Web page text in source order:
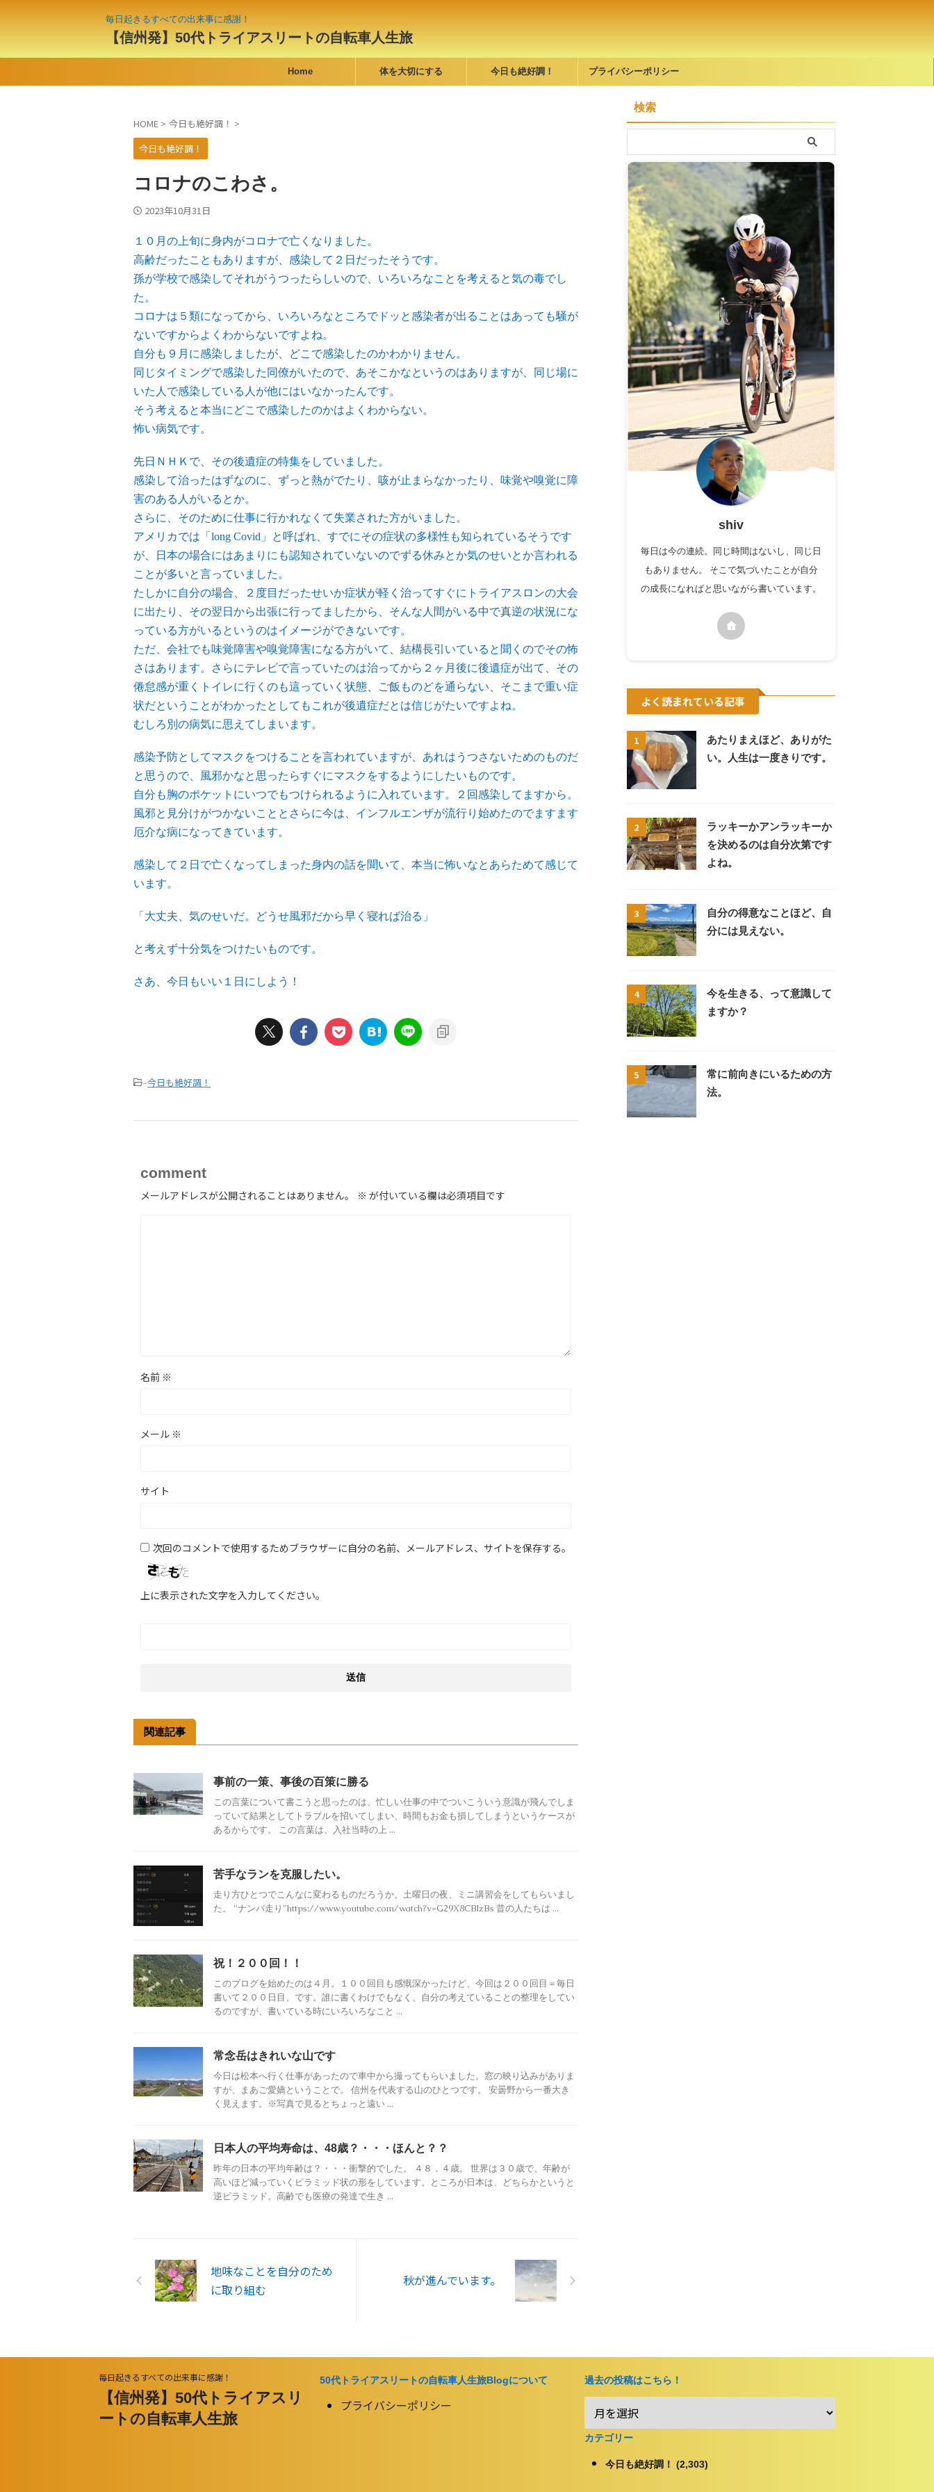
毎日起きるすべての出来事に感謝！
【信州発】50代トライアスリートの自転車人生旅
Home 体を大切にする 今日も絶好調！ プライバシーポリシー
HOME > 今日も絶好調！ >
今日も絶好調！
コロナのこわさ。
2023年10月31日
１０月の上旬に身内がコロナで亡くなりました。
高齢だったこともありますが、感染して２日だったそうです。
孫が学校で感染してそれがうつったらしいので、いろいろなことを考えると気の毒でし
た。
コロナは５類になってから、いろいろなところでドッと感染者が出ることはあっても騒が
ないですからよくわからないですよね。
自分も９月に感染しましたが、どこで感染したのかわかりません。
同じタイミングで感染した同僚がいたので、あそこかなというのはありますが、同じ場に
いた人で感染している人が他にはいなかったんです。
そう考えると本当にどこで感染したのかはよくわからない。
怖い病気です。
先日ＮＨＫで、その後遺症の特集をしていました。
感染して治ったはずなのに、ずっと熱がでたり、咳が止まらなかったり、味覚や嗅覚に障
害のある人がいるとか。
さらに、そのために仕事に行かれなくて失業された方がいました。
アメリカでは「long Covid」と呼ばれ、すでにその症状の多様性も知られているそうです
が、日本の場合にはあまりにも認知されていないのでずる休みとか気のせいとか言われる
ことが多いと言っていました。
たしかに自分の場合、２度目だったせいか症状が軽く治ってすぐにトライアスロンの大会
に出たり、その翌日から出張に行ってましたから、そんな人間がいる中で真逆の状況にな
っている方がいるというのはイメージができないです。
ただ、会社でも味覚障害や嗅覚障害になる方がいて、結構長引いていると聞くのでその怖
さはあります。さらにテレビで言っていたのは治ってから２ヶ月後に後遺症が出て、その
倦怠感が重くトイレに行くのも這っていく状態、ご飯ものどを通らない、そこまで重い症
状だということがわかったとしてもこれが後遺症だとは信じがたいですよね。
むしろ別の病気に思えてしまいます。
感染予防としてマスクをつけることを言われていますが、あれはうつさないためのものだ
と思うので、風邪かなと思ったらすぐにマスクをするようにしたいものです。
自分も胸のポケットにいつでもつけられるように入れています。２回感染してますから。
風邪と見分けがつかないこととさらに今は、インフルエンザが流行り始めたのでますます
厄介な病になってきています。
感染して２日で亡くなってしまった身内の話を聞いて、本当に怖いなとあらためて感じて
います。
「大丈夫、気のせいだ。どうせ風邪だから早く寝れば治る」
と考えず十分気をつけたいものです。
さあ、今日もいい１日にしよう！
-今日も絶好調！
comment
メールアドレスが公開されることはありません。 ※ が付いている欄は必須項目です
名前 ※
メール ※
サイト
次回のコメントで使用するためブラウザーに自分の名前、メールアドレス、サイトを保存する。
上に表示された文字を入力してください。
関連記事
事前の一策、事後の百策に勝る
この言葉について書こうと思ったのは、忙しい仕事の中でついこういう意識が飛んでしま
っていて結果としてトラブルを招いてしまい、時間もお金も損してしまうというケースが
あるからです。 この言葉は、入社当時の上 ...
苦手なランを克服したい。
走り方ひとつでこんなに変わるものだろうか。土曜日の夜、ミニ講習会をしてもらいまし
た。 ”ナンバ走り”https://www.youtube.com/watch?v=G29X8CBlzBs 昔の人たちは ...
祝！２００回！！
このブログを始めたのは４月。１００回目も感慨深かったけど、今回は２００回目＝毎日
書いて２００日目、です。誰に書くわけでもなく、自分の考えていることの整理をしてい
るのですが、書いている時にいろいろなこと ...
常念岳はきれいな山です
今日は松本へ行く仕事があったので車中から撮ってもらいました。窓の映り込みがありま
すが、まあご愛嬌ということで。 信州を代表する山のひとつです。 安曇野から一番大き
く見えます。※写真で見るとちょっと遠い ...
日本人の平均寿命は、48歳？・・・ほんと？？
昨年の日本の平均年齢は？・・・衝撃的でした。 ４８．４歳。 世界は３０歳で、年齢が
高いほど減っていくピラミッド状の形をしています。ところが日本は、どちらかというと
逆ピラミッド。高齢でも医療の発達で生き ...
地味なことを自分のため
に取り組む
秋が進んでいます。
検索
shiv
毎日は今の連続。同じ時間はないし、同じ日
もありません。 そこで気づいたことが自分
の成長になればと思いながら書いています。
よく読まれている記事
1
あたりまえほど、ありがた
い。人生は一度きりです。
2
ラッキーかアンラッキーか
を決めるのは自分次第です
よね。
3
自分の得意なことほど、自
分には見えない。
4
今を生きる、って意識して
ますか？
5
常に前向きにいるための方
法。
50代トライアスリートの自転車人生旅Blogについて
プライバシーポリシー
過去の投稿はこちら！
カテゴリー
今日も絶好調！ (2,303)
毎日起きるすべての出来事に感謝！
【信州発】50代トライアスリ
ートの自転車人生旅